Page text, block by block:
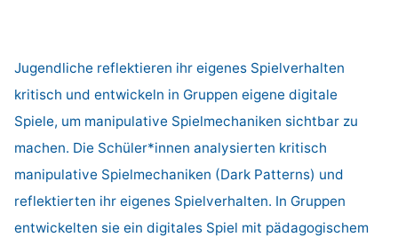
Jugendliche reflektieren ihr eigenes Spielverhalten
kritisch und entwickeln in Gruppen eigene digitale
Spiele, um manipulative Spielmechaniken sichtbar zu
machen. Die Schüler*innen analysierten kritisch
manipulative Spielmechaniken (Dark Patterns) und
reflektierten ihr eigenes Spielverhalten. In Gruppen
entwickelten sie ein digitales Spiel mit pädagogischem